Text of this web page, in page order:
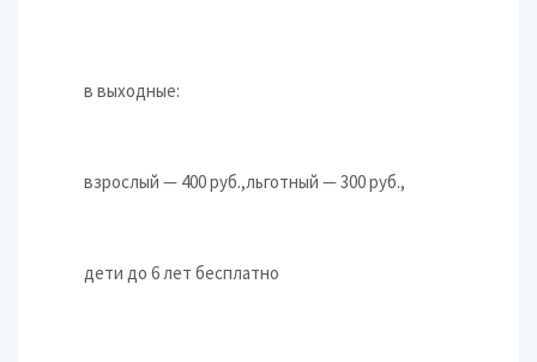
в выходные:
взрослый — 400 руб.,льготный — 300 руб.,
дети до 6 лет бесплатно